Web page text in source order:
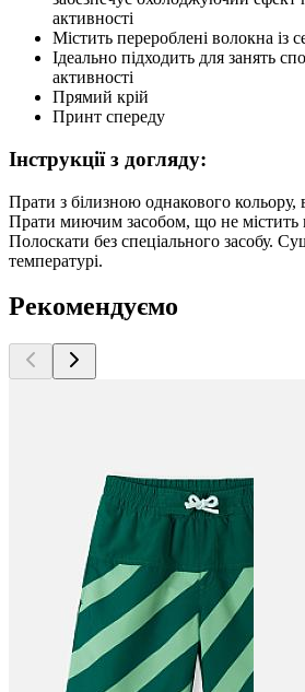
активності
Містить перероблені волокна із
Ідеально підходить для занять
активності
Прямий крій
Принт спереду
Інструкції з догляду:
Прати з білизною однакового
Прати миючим засобом, що не містить
Полоскати без спеціального засобу.
температурі.
Рекомендуємо